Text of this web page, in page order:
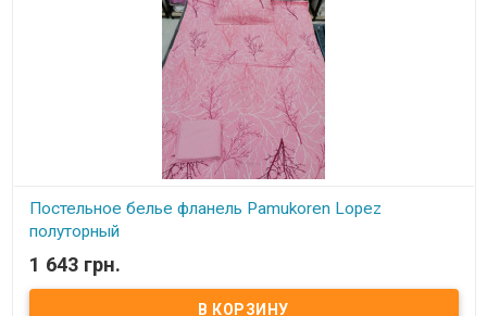
Постельное белье фланель Pamukoren Lopez
полуторный
В наличии
Постельное белье фланель Pamukoren Lopez полуторный
1 643 грн.